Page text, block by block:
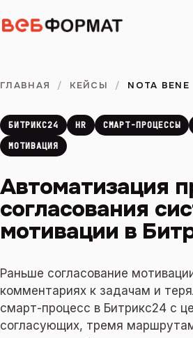
ГЛАВНАЯ / КЕЙСЫ / NOTA BENE
БИТРИКС24 HR СМАРТ-ПРОЦЕССЫ
МОТИВАЦИЯ
Автоматизация
согласования
мотивации в
Раньше согласование
комментариях к задачам и
смарт-процесс в Битрикс24 с
согласующих, тремя